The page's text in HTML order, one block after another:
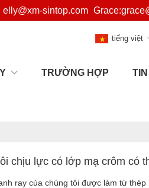
elly@xm-sintop.com
TRƯỜNG HỢP
tiếng việt
chịu lực có lớp mạ crôm có
ray của chúng tôi được làm từ